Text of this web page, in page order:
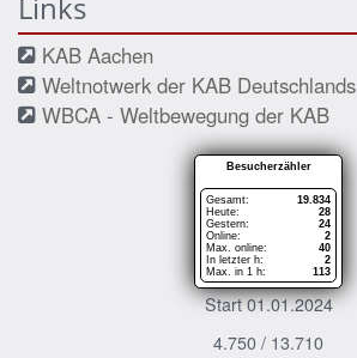
Links
KAB Aachen
Weltnotwerk der KAB Deutschlands
WBCA - Weltbewegung der KAB
Besucherzähler
Gesamt:
19.834
Heute:
28
Gestern:
24
Online:
2
Max. online:
40
In letzter h:
2
Max. in 1 h:
113
Start 01.01.2024
4.750 / 13.710